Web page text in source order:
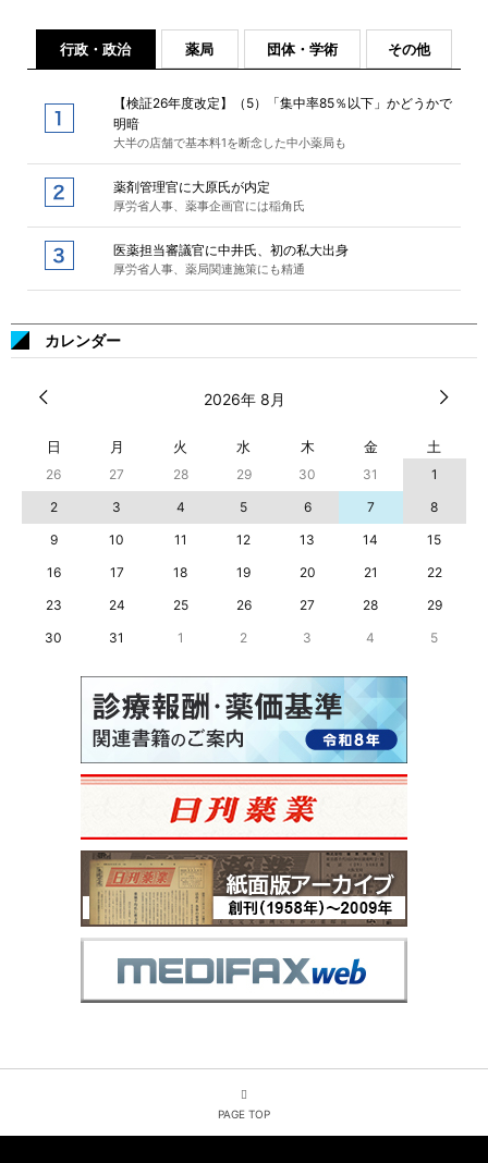
行政・政治 薬局 団体・学術 その他
【検証26年度改定】（5）「集中率85％以下」かどうかで
明暗
大半の店舗で基本料1を断念した中小薬局も
薬剤管理官に大原氏が内定
厚労省人事、薬事企画官には稲角氏
医薬担当審議官に中井氏、初の私大出身
厚労省人事、薬局関連施策にも精通
カレンダー
2026年 8月
日 月 火 水 木 金 土
26 27 28 29 30 31
1
2
3 4 5 6 7
8
9
10 11 12 13 14
15
16
17 18 19 20 21
22
23
24 25 26 27 28
29
30
31 1 2 3 4 5
PAGE TOP